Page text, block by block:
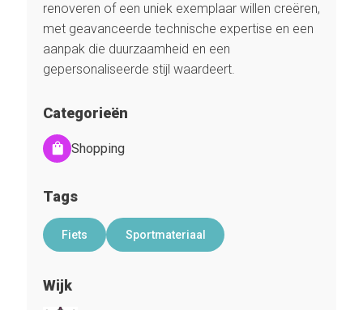
renoveren of een uniek exemplaar willen creëren,
met geavanceerde technische expertise en een
aanpak die duurzaamheid en een
gepersonaliseerde stijl waardeert.
Categorieën
Shopping
Tags
Fiets Sportmateriaal
Wijk